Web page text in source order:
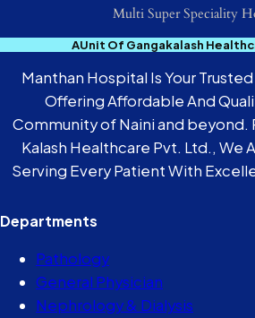
Multi Super Speciality
AUnit Of Gangakalash
Manthan Hospital Is Your
Offering Affordable And
Community of Naini and beyond.
Kalash Healthcare Pvt. Ltd., We
Serving Every Patient With
Departments
Pathology
General Physician
Nephrology & Dialysis